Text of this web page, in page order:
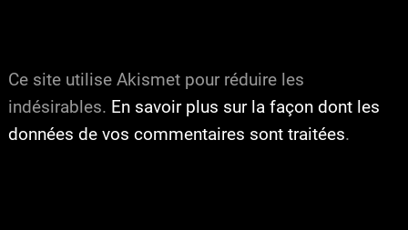
Ce site utilise Akismet pour réduire les
indésirables. En savoir plus sur la façon dont les
données de vos commentaires sont traitées.